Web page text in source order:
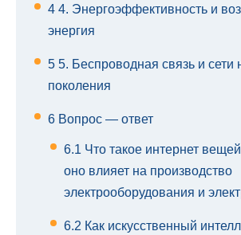
4 4. Энергоэффективность и
энергия
5 5. Беспроводная связь и сети
поколения
6 Вопрос — ответ
6.1 Что такое интернет
оно влияет на производство
электрооборудования и
6.2 Как искусственный